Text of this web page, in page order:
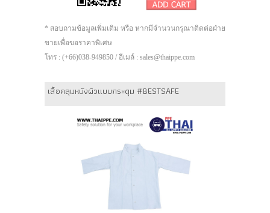
* สอบถามข้อมูลเพิ่มเติม หรือ หากมีจำนวนกรุณาติดต่อฝ่าย
ขายเพื่อขอราคาพิเศษ
โทร : (+66)038-949850 / อีเมล์ : sales@thaippe.com
เสื้อคลุมหนังผิวแบบกระดุม #BESTSAFE